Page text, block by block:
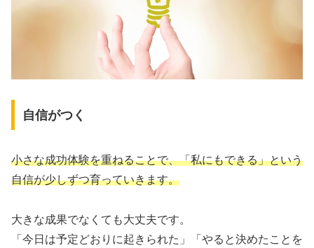
自信がつく
小さな成功体験を重ねることで、「私にもできる」という
自信が少しずつ育っていきます。
大きな成果でなくても大丈夫です。
「今日は予定どおりに起きられた」「やると決めたことを